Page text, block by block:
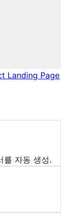
Landing Page
를 자동 생성.